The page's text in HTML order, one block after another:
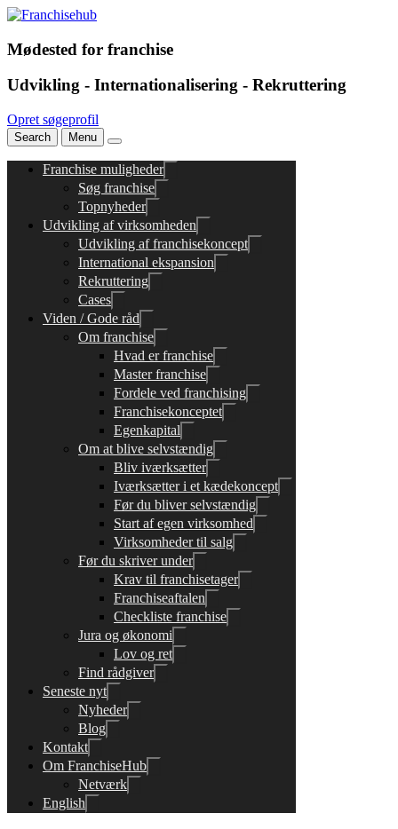
Mødested for franchise
Udvikling - Internationalisering - Rekruttering
Opret søgeprofil
Search Menu
Franchise muligheder
Søg franchise
Topnyheder
Udvikling af virksomheden
Udvikling af franchisekoncept
International ekspansion
Rekruttering
Cases
Viden / Gode råd
Om franchise
Hvad er franchise
Master franchise
Fordele ved franchising
Franchisekonceptet
Egenkapital
Om at blive selvstændig
Bliv iværksætter
Iværksætter i et kædekoncept
Før du bliver selvstændig
Start af egen virksomhed
Virksomheder til salg
Før du skriver under
Krav til franchisetager
Franchiseaftalen
Checkliste franchise
Jura og økonomi
Lov og ret
Find rådgiver
Seneste nyt
Nyheder
Blog
Kontakt
Om FranchiseHub
Netværk
English